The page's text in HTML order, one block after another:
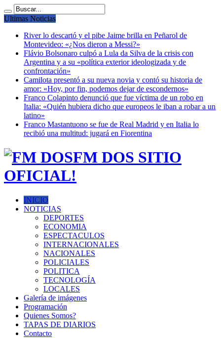
Ultimas Noticias
River lo descartó y el pibe Jaime brilla en Peñarol de
Montevideo: «¿Nos dieron a Messi?»
Flávio Bolsonaro culpó a Lula da Silva de la crisis con
Argentina y a su «política exterior ideologizada y de
confrontación»
Camilota presentó a su nueva novia y contó su historia de
amor: «Hoy, por fin, podemos dejar de escondernos»
Franco Colapinto denunció que fue víctima de un robo en
Italia: «Quién hubiera dicho que europeos le iban a robar a un
latino»
Franco Mastantuono se fue de Real Madrid y en Italia lo
recibió una multitud: jugará en Fiorentina
FM DOS SITIO
OFICIAL!
INICIO
NOTICIAS
DEPORTES
ECONOMIA
ESPECTACULOS
INTERNACIONALES
NACIONALES
POLICIALES
POLITICA
TECNOLOGÍA
LOCALES
Galería de imágenes
Programación
Quienes Somos?
TAPAS DE DIARIOS
Contacto